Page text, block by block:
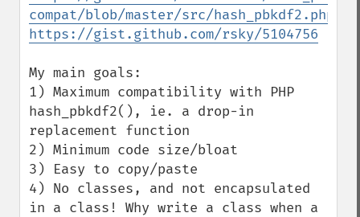
compat/blob/master/src/hash_pbkdf2.php
https://gist.github.com/rsky/5104756
My main goals:
1) Maximum compatibility with PHP
hash_pbkdf2(), ie. a drop-in
replacement function
2) Minimum code size/bloat
3) Easy to copy/paste
4) No classes, and not encapsulated
in a class! Why write a class when a